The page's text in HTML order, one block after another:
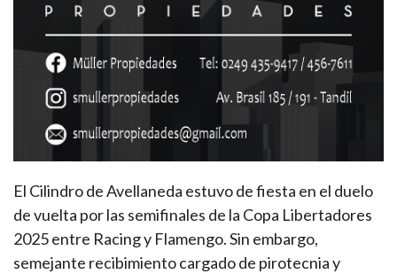
El Cilindro de Avellaneda estuvo de fiesta en el duelo
de vuelta por las semifinales de la Copa Libertadores
2025 entre Racing y Flamengo. Sin embargo,
semejante recibimiento cargado de pirotecnia y